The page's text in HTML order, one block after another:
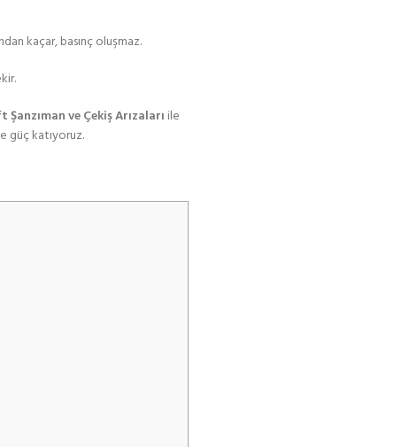
kaçar, basınç oluşmaz.
ve Çekiş Arızaları ile
güç katıyoruz.